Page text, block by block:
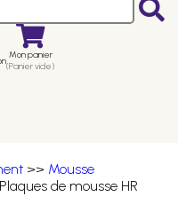
Mon panier
(Panier vide)
>> Mousse
de mousse HR